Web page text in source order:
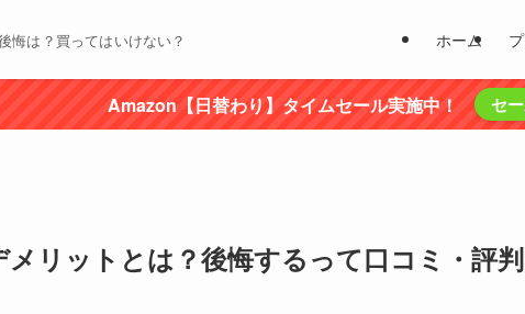
悔は？買ってはいけない？ ホーム
Amazon【日替わり】タイムセール実施中！ セ
リットとは？後悔するって口コミ・評